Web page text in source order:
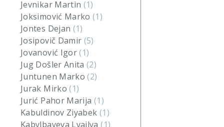
Jevnikar Martin (1)
Joksimović Marko(1)
Jontes Dejan (1)
Josipovič Damir (5)
Jovanović Igor(1)
Jug Došler Anita(2)
Juntunen Marko(2)
Jurak Mirko(1)
Jurić Pahor Marija (1)
Kabuldinov Ziyabek (1)
Kabylbayeva Lyailya(1)